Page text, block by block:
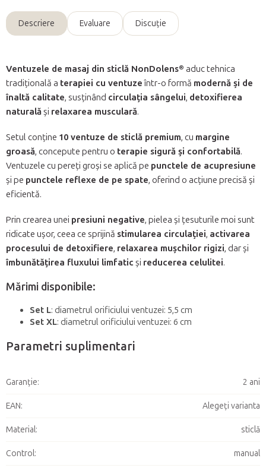
Descriere Evaluare Discuţie
Ventuzele de masaj din sticlă NonDolens® aduc tehnica
tradițională a terapiei cu ventuzeîntr-o formă modernă și de
înaltă calitate, susținând circulația sângelui, detoxifierea
naturalăși relaxarea musculară.
Setul conține 10 ventuze de sticlă premium, cu margine
groasă, concepute pentru o terapie sigură și confortabilă.
Ventuzele cu pereți groși se aplică pe punctele de acupresiune
și pe punctele reflexe de pe spate, oferind o acțiune precisă și
eficientă.
Prin crearea unei presiuni negative, pielea și țesuturile moi sunt
ridicate ușor, ceea ce sprijină stimularea circulației, activarea
procesului de detoxifiere, relaxarea mușchilor rigizi, dar și
îmbunătățirea fluxului limfatic și reducerea celulitei.
Mărimi disponibile:
Set L: diametrul orificiului ventuzei: 5,5 cm
Set XL: diametrul orificiului ventuzei: 6 cm
Parametri suplimentari
Garanţie: 2 ani
EAN: Alegeţi varianta
Material: sticlă
Control: manual